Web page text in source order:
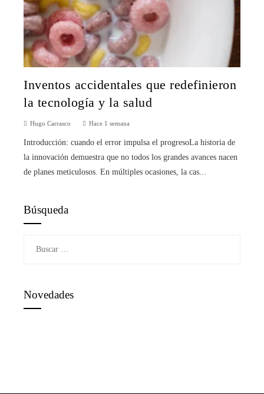
Inventos accidentales que redefinieron
la tecnología y la salud
Hugo Carrasco Hace 1 semana
Introducción: cuando el error impulsa el progresoLa historia de
la innovación demuestra que no todos los grandes avances nacen
de planes meticulosos. En múltiples ocasiones, la cas...
Búsqueda
Novedades